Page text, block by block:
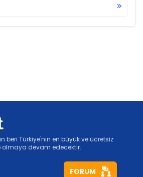
beri Türkiye'nin en büyük ve ücretsiz
olmaya devam edecektir.
FORUM